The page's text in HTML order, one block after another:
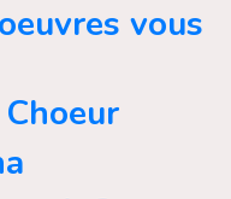
vous